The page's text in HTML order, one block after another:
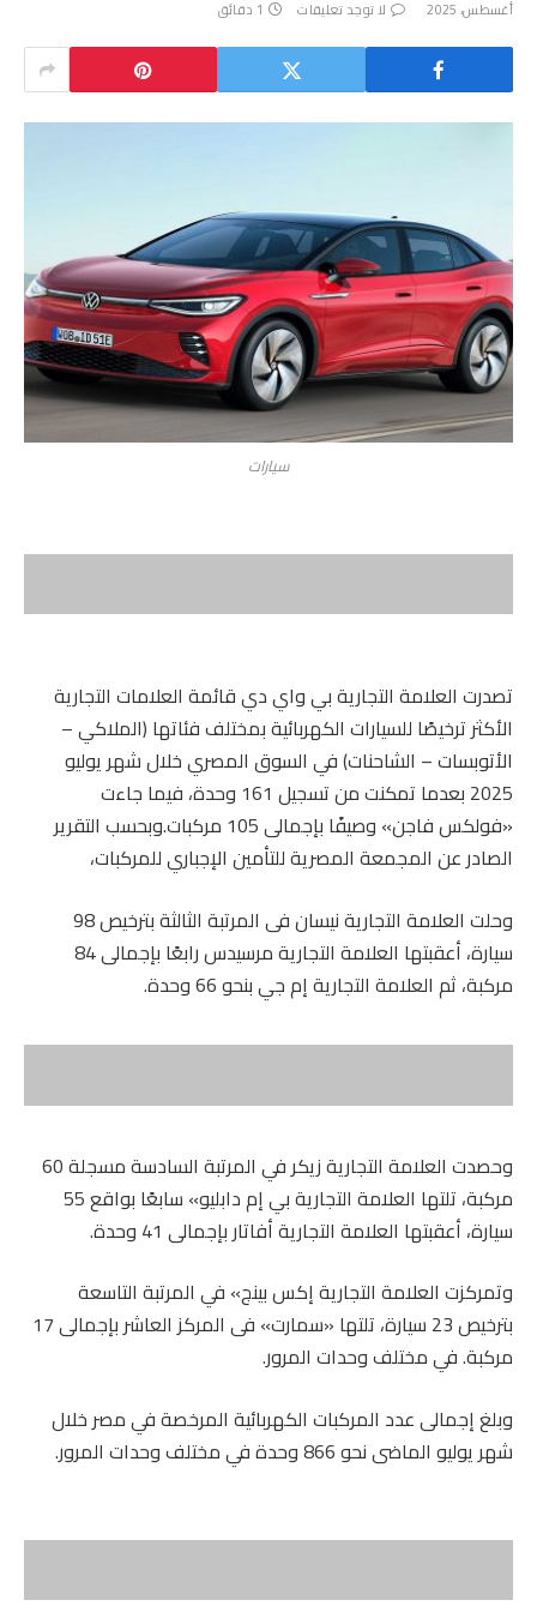
أغسطس، 2025
لا توجد تعليقات 1 دقائق
سيارات
تصدرت العلامة التجارية بي واي دي قائمة العلامات التجارية
الأكثر ترخيصًا للسيارات الكهربائية بمختلف فئاتها (الملاكي –
الأتوبسات – الشاحنات) في السوق المصري خلال شهر يوليو
2025 بعدما تمكنت من تسجيل 161 وحدة، فيما جاءت
«فولكس فاجن» وصيفًا بإجمالى 105 مركبات.وبحسب التقرير
الصادر عن المجمعة المصرية للتأمين الإجباري للمركبات،
وحلت العلامة التجارية نيسان فى المرتبة الثالثة بترخيص 98
سيارة، أعقبتها العلامة التجارية مرسيدس رابعًا بإجمالى 84
مركبة، ثم العلامة التجارية إم جي بنحو 66 وحدة.
وحصدت العلامة التجارية زيكر في المرتبة السادسة مسجلة 60
مركبة، تلتها العلامة التجارية بي إم دابليو» سابعًا بواقع 55
سيارة، أعقبتها العلامة التجارية أفاتار بإجمالى 41 وحدة.
وتمركزت العلامة التجارية إكس بينج» في المرتبة التاسعة
بترخيص 23 سيارة، تلتها «سمارت» فى المركز العاشر بإجمالى 17
مركبة. في مختلف وحدات المرور.
وبلغ إجمالى عدد المركبات الكهربائية المرخصة في مصر خلال
شهر يوليو الماضى نحو 866 وحدة في مختلف وحدات المرور.